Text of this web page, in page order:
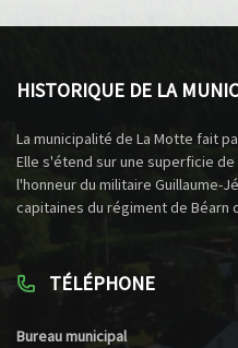
HISTORIQUE DE LA
La municipalité de La Motte fait
Elle s'étend sur une superficie de
l'honneur du militaire Guillaume-
capitaines du régiment de Béarn
TÉLÉPHONE
Bureau municipal